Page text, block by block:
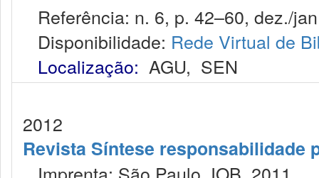
Referência: n. 6, p. 42–60, dez./
Disponibilidade: Rede Virtual de
Localização: AGU, SEN
2012
Revista Síntese responsabilidade